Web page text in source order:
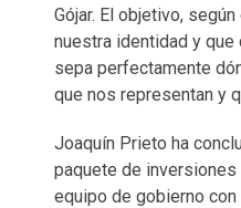
Gójar. El objetivo,
nuestra identidad y
sepa perfectamente
que nos representan y
Joaquín Prieto ha
paquete de
equipo de gobierno con